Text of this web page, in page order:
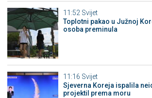
11:52 Svijet
Toplotni pakao u Južnoj
osoba preminula
11:16 Svijet
Sjeverna Koreja ispalila
projektil prema moru